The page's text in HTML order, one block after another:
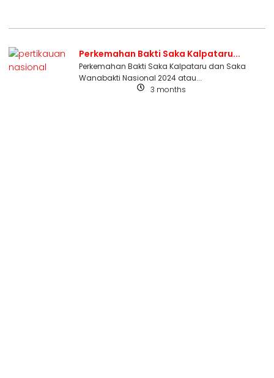
Perkemahan Bakti Saka Kalpataru...
Perkemahan Bakti Saka Kalpataru dan Saka
Wanabakti Nasional 2024 atau...
3 months